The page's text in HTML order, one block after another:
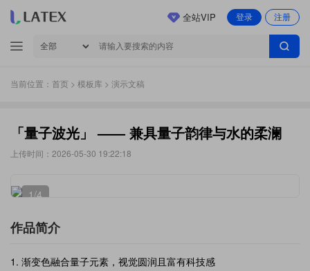
登录 注册
全站VIP
当前位置： 首页 > 模板库 > 演示文稿
「量子波光」 —— 兼具量子韵律与水的柔澜
上传时间：2026-05-30 19:22:18
1/4
作品简介
渐变色融合量子元素，视觉圆润且富有科技感